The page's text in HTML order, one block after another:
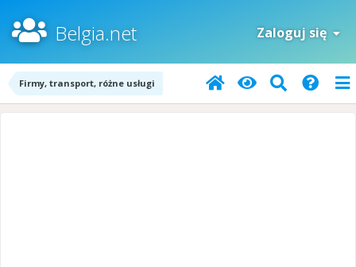
Belgia.net Zaloguj się
Firmy, transport, różne usługi